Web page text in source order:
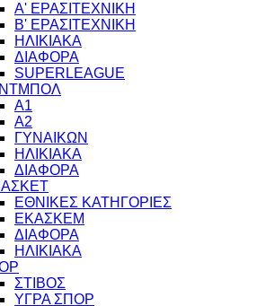
Α' ΕΡΑΣΙΤΕΧΝΙΚΗ
Β' ΕΡΑΣΙΤΕΧΝΙΚΗ
ΗΛΙΚΙΑΚΑ
ΔΙΑΦΟΡΑ
SUPERLEAGUE
Α1
Α2
ΓΥΝΑΙΚΩΝ
ΗΛΙΚΙΑΚΑ
ΔΙΑΦΟΡΑ
ΕΘΝΙΚΕΣ ΚΑΤΗΓΟΡΙΕΣ
ΕΚΑΣΚΕΜ
ΔΙΑΦΟΡΑ
ΗΛΙΚΙΑΚΑ
ΣΤΙΒΟΣ
ΥΓΡΑ ΣΠΟΡ